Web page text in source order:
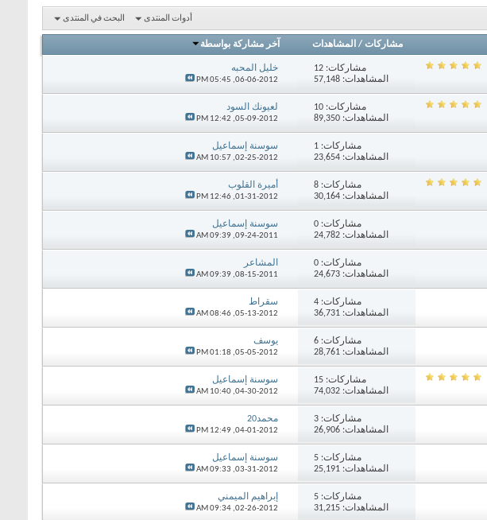
أدوات المنتدى البحث في المنتدى
مشاركات / المشاهدات آخر مشاركة بواسطة
مشاركات:12
المشاهدات: 57,148
خليل المحبه
06-06-2012,
05:45 PM
مشاركات:10
المشاهدات: 89,350
لعيونك السود
05-09-2012,
12:42 PM
مشاركات:1
المشاهدات: 23,654
سوسنة إسماعيل
02-25-2012,
10:57 AM
مشاركات:8
المشاهدات: 30,164
أميرة القلوب
01-31-2012,
12:46 PM
مشاركات:0
المشاهدات: 24,782
سوسنة إسماعيل
09-24-2011,
09:39 AM
مشاركات:0
المشاهدات: 24,673
المشاعر
08-15-2011,
09:39 AM
مشاركات:4
المشاهدات: 36,731
سقراط
05-13-2012,
08:46 AM
مشاركات:6
المشاهدات: 28,761
يوسف
05-05-2012,
01:18 PM
مشاركات:15
المشاهدات: 74,032
سوسنة إسماعيل
04-30-2012,
10:40 AM
مشاركات:3
المشاهدات: 26,906
محمد20
04-01-2012,
12:49 PM
مشاركات:5
المشاهدات: 25,191
سوسنة إسماعيل
03-31-2012,
09:33 AM
مشاركات:5
المشاهدات: 31,215
إبراهيم الميمني
02-26-2012,
09:34 AM